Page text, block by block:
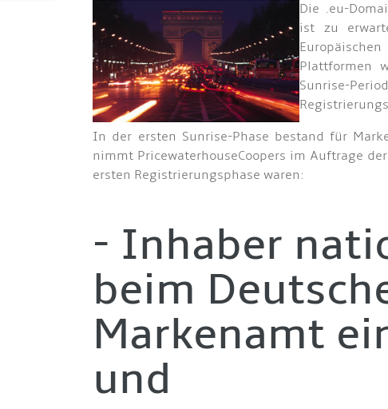
Die .eu-
ist zu
Plattformen
Sunrise-
In der ersten Sunrise-Phase bestand für
nimmt PricewaterhouseCoopers im Auftrage
ersten Registrierungsphase waren:
- Inhaber
beim
Markenamt
und